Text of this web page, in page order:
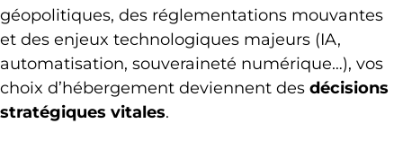
géopolitiques, des réglementations mouvantes
et des enjeux technologiques majeurs (IA,
automatisation, souveraineté numérique…), vos
choix d’hébergement deviennent des décisions
stratégiques vitales.